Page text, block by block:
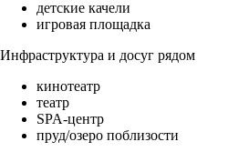
детские качели
игровая площадка
Инфраструктура и досуг рядом
кинотеатр
театр
SPA-центр
пруд/озеро поблизости